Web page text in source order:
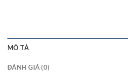
MÔ TẢ
ĐÁNH GIÁ (0)